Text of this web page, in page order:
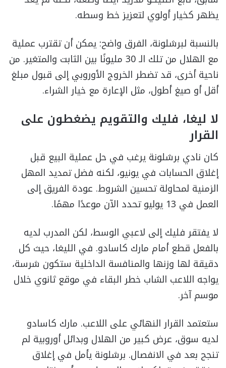
يظهر كخيار أولوي لتعزيز خط وسطه.
بالنسبة لبرشلونة، الفرق واضح: يمكن أن تقترب عملية
مع الهلال من تلك الـ 30 مليونًا بين الثابت والمتغير. من
ناحية أخرى، قد تضطر الخروج الأوروبي إلى قبول مبلغ
أقل أو صيغ أطول، مثل الإعارة مع خيار الشراء.
لا ليغا، فليك والتقويم يضغطون على
القرار
كان نادي برشلونة يرغب في حل عملية البيع قبل
إغلاق الحسابات في يونيو، لكنه فضل تمديد المهل
الزمنية لمحاولة تحسين الشروط. عودة الفريق إلى
العمل في 13 يوليو تحدد الآن موعدًا مهمًا.
لا يفتقر فليك إلى لاعبي الوسط، لكن المدرب لديه
بالفعل قطع أمام مارك كاسادو. في الليغا، حيث كل
دقيقة لها وزنها والمنافسة الداخلية ستكون شرسة،
يواجه اللاعب الشاب خطر البقاء في موقع ثانوي خلال
موسم آخر.
ستعتمد القرار النهائي على اللاعب. مارك كاسادو
لديه سوق، عرض كبير من الهلال وبدائل أوروبية لم
تنجح بعد في الانفصال. برشلونة يأمل في إغلاق